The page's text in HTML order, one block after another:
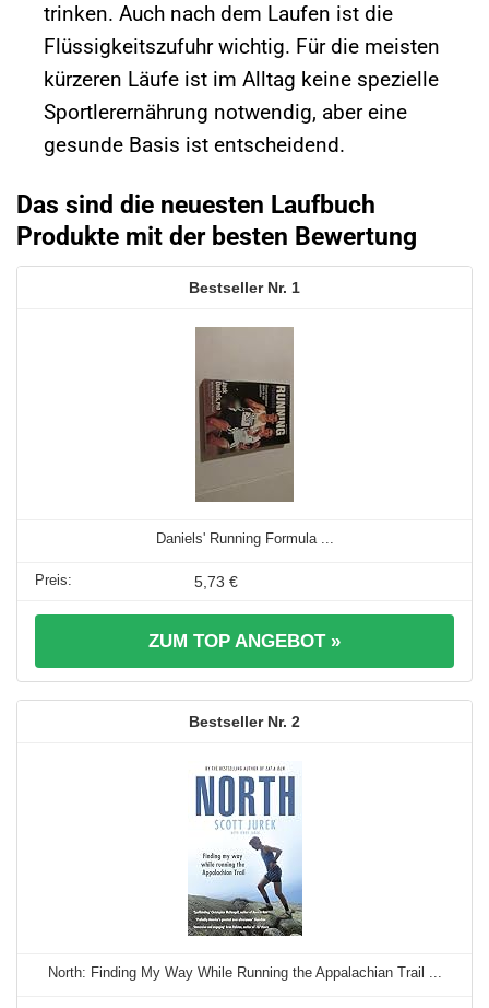
trinken. Auch nach dem Laufen ist die
Flüssigkeitszufuhr wichtig. Für die meisten
kürzeren Läufe ist im Alltag keine spezielle
Sportlerernährung notwendig, aber eine
gesunde Basis ist entscheidend.
Das sind die neuesten Laufbuch
Produkte mit der besten Bewertung
1
Daniels' Running Formula ...
5,73 €
ZUM TOP ANGEBOT »
2
North: Finding My Way While Running the Appalachian Trail ...